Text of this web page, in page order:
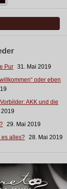
Pur 31. Mai 2019
oder eben
AKK und die
29. Mai 2019
es alles? 28. Mai 2019